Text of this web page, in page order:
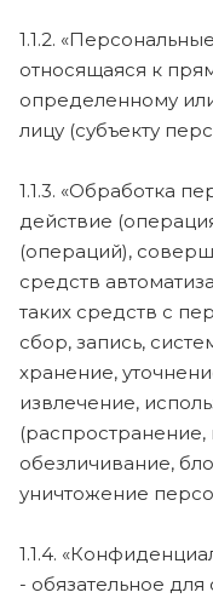
1.1.2.
относящаяся к
определенному
лицу (субъекту
1.1.3. «Обработка
действие
(операций),
средств
таких средств с
сбор, запись,
хранение,
извлечение,
(распространение,
обезличивание,
уничтожение
1.1.4.
- обязательное